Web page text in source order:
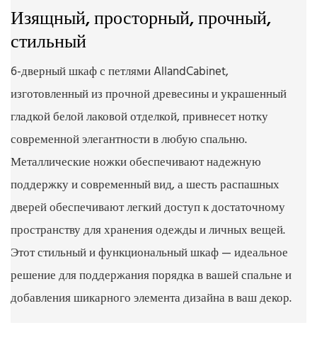
Изящный, просторный, прочный,
стильный
6-дверный шкаф с петлями AllandCabinet,
изготовленный из прочной древесины и украшенный
гладкой белой лаковой отделкой, привнесет нотку
современной элегантности в любую спальню.
Металлические ножки обеспечивают надежную
поддержку и современный вид, а шесть распашных
дверей обеспечивают легкий доступ к достаточному
пространству для хранения одежды и личных вещей.
Этот стильный и функциональный шкаф — идеальное
решение для поддержания порядка в вашей спальне и
добавления шикарного элемента дизайна в ваш декор.